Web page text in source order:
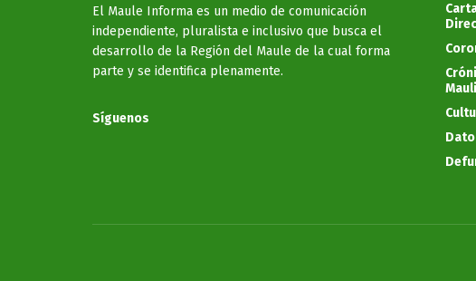
El Maule Informa es un medio de comunicación
independiente, pluralista e inclusivo que busca el
desarrollo de la Región del Maule de la cual forma
parte y se identifica plenamente.
Síguenos